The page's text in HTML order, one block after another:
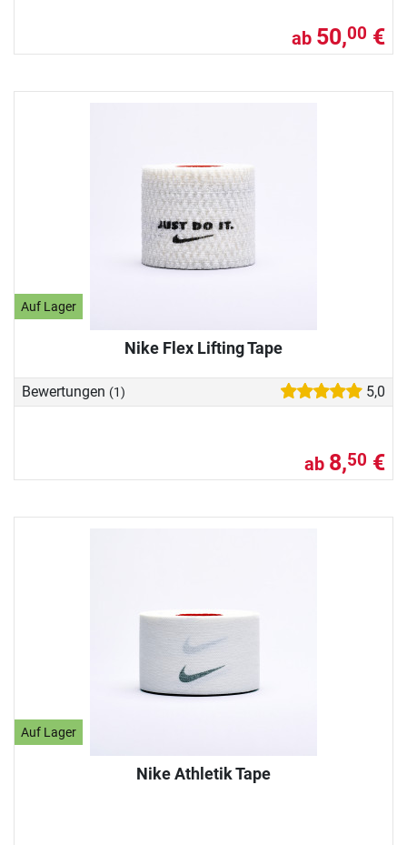
ab 50,00 €
Auf Lager
Nike Flex Lifting Tape
Bewertungen (1) 5,0
ab 8,50 €
Auf Lager
Nike Athletik Tape